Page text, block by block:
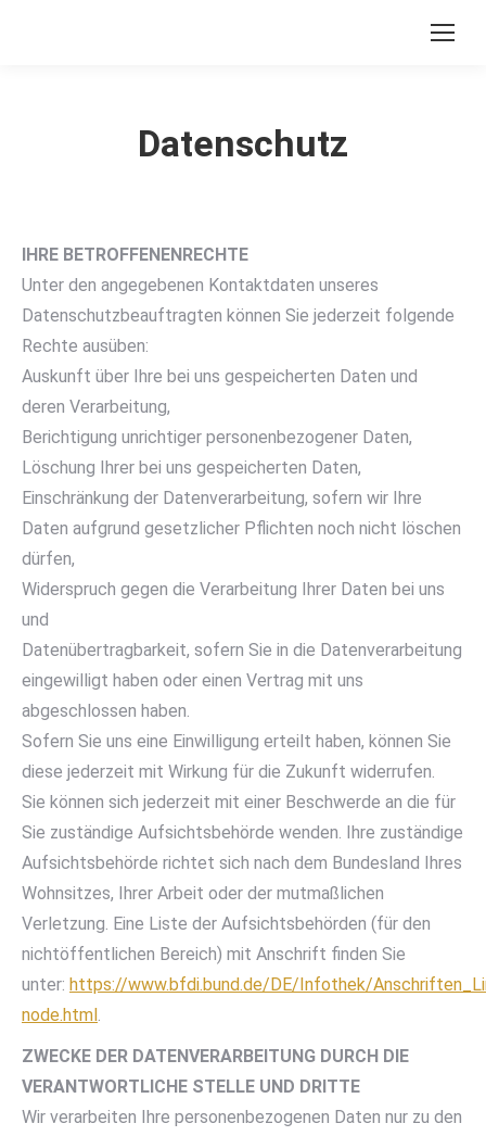
Datenschutz
IHRE BETROFFENENRECHTE
Unter den angegebenen Kontaktdaten unseres
Datenschutzbeauftragten können Sie jederzeit folgende
Rechte ausüben:
Auskunft über Ihre bei uns gespeicherten Daten und
deren Verarbeitung,
Berichtigung unrichtiger personenbezogener Daten,
Löschung Ihrer bei uns gespeicherten Daten,
Einschränkung der Datenverarbeitung, sofern wir Ihre
Daten aufgrund gesetzlicher Pflichten noch nicht löschen
dürfen,
Widerspruch gegen die Verarbeitung Ihrer Daten bei uns
und
Datenübertragbarkeit, sofern Sie in die Datenverarbeitung
eingewilligt haben oder einen Vertrag mit uns
abgeschlossen haben.
Sofern Sie uns eine Einwilligung erteilt haben, können Sie
diese jederzeit mit Wirkung für die Zukunft widerrufen.
Sie können sich jederzeit mit einer Beschwerde an die für
Sie zuständige Aufsichtsbehörde wenden. Ihre zuständige
Aufsichtsbehörde richtet sich nach dem Bundesland Ihres
Wohnsitzes, Ihrer Arbeit oder der mutmaßlichen
Verletzung. Eine Liste der Aufsichtsbehörden (für den
nichtöffentlichen Bereich) mit Anschrift finden Sie
unter: https://www.bfdi.bund.de/DE/Infothek/
node.html.
ZWECKE DER DATENVERARBEITUNG DURCH DIE
VERANTWORTLICHE STELLE UND DRITTE
Wir verarbeiten Ihre personenbezogenen Daten nur zu den